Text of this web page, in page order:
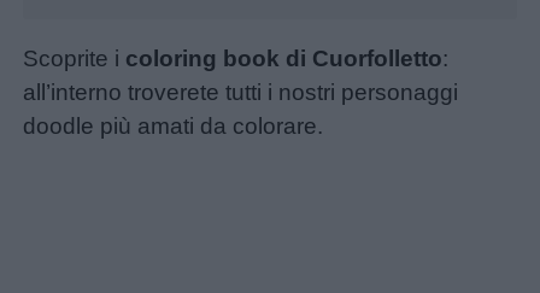
Scoprite i coloring book di Cuorfolletto:
all’interno troverete tutti i nostri personaggi
doodle più amati da colorare.